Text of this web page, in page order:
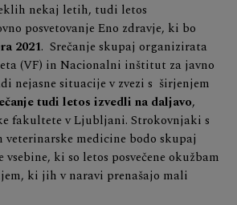
nekaj letih, tudi letos
posvetovanje Eno zdravje, ki bo
2021. Srečanje skupaj organizirata
(VF) in Nacionalni inštitut za javno
nejasne situacije v zvezi s širjenjem
tudi letos izvedli na daljavo,
fakultete v Ljubljani. Strokovnjaki s
medicine bodo skupaj
ki so letos posvečene okužbam
ki jih v naravi prenašajo mali